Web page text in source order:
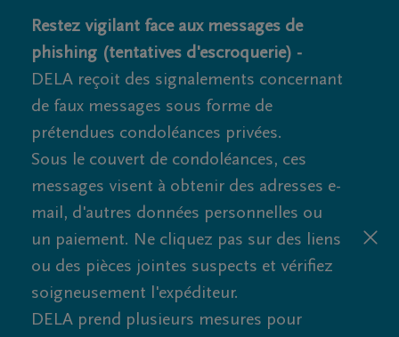
Restez vigilant face aux messages de
phishing (tentatives d'escroquerie) -
DELA reçoit des signalements concernant
de faux messages sous forme de
prétendues condoléances privées.
Sous le couvert de condoléances, ces
messages visent à obtenir des adresses e-
mail, d'autres données personnelles ou
un paiement. Ne cliquez pas sur des liens
ou des pièces jointes suspects et vérifiez
soigneusement l'expéditeur.
DELA prend plusieurs mesures pour